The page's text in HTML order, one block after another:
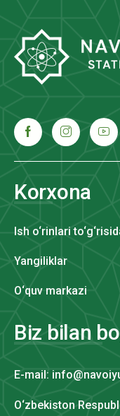
Korxona
Ish o‘rinlari
Yangiliklar
O‘quv markazi
Biz bilan
E-mail:
O‘zbekiston